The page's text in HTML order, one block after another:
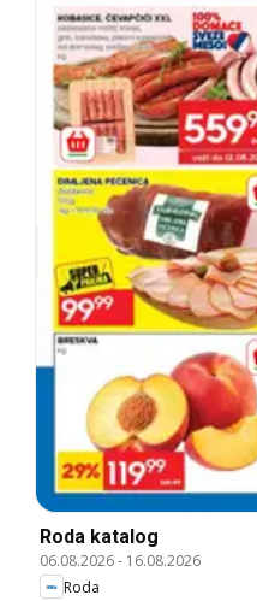
Roda katalog
06.08.2026- 16.08.2026
Roda